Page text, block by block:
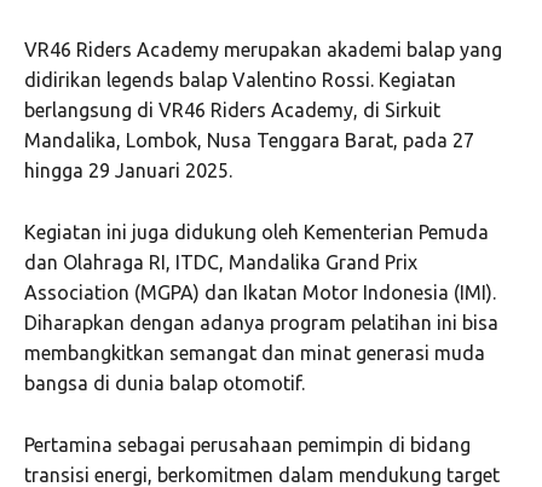
VR46 Riders Academy merupakan akademi balap yang
didirikan legends balap Valentino Rossi. Kegiatan
berlangsung di VR46 Riders Academy, di Sirkuit
Mandalika, Lombok, Nusa Tenggara Barat, pada 27
hingga 29 Januari 2025.
Kegiatan ini juga didukung oleh Kementerian Pemuda
dan Olahraga RI, ITDC, Mandalika Grand Prix
Association (MGPA) dan Ikatan Motor Indonesia (IMI).
Diharapkan dengan adanya program pelatihan ini bisa
membangkitkan semangat dan minat generasi muda
bangsa di dunia balap otomotif.
Pertamina sebagai perusahaan pemimpin di bidang
transisi energi, berkomitmen dalam mendukung target